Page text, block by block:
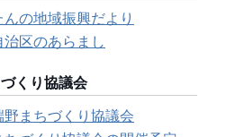
んの地域振興だより
治区のあらまし
づくり協議会
野まちづくり協議会